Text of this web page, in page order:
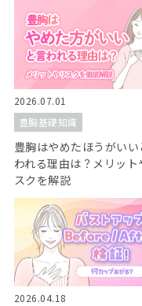
2026.07.01
豊胸基礎知識
豊胸はやめたほうがいい
われる理由は？メリット
スクを解説
2026.04.18